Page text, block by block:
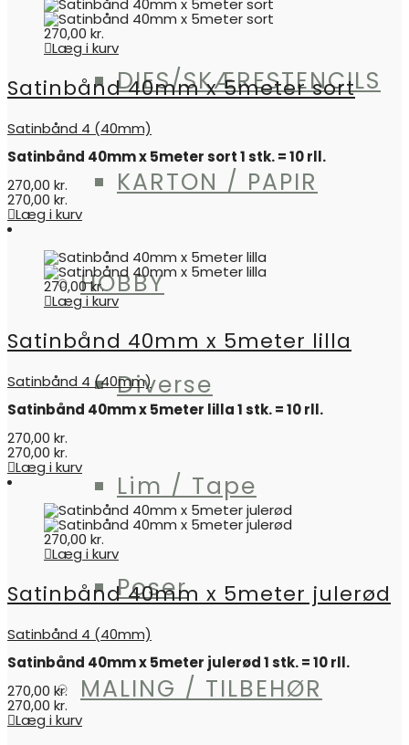
DIES/SKÆRESTENCILS
KARTON / PAPIR
HOBBY
Diverse
Lim / Tape
Poser
MALING / TILBEHØR
270,00 kr.
Læg i kurv
Satinbånd 40mm x 5meter sort
Satinbånd 4 (40mm)
Satinbånd 40mm x 5meter sort 1 stk. = 10 rll.
270,00 kr.
270,00 kr.
Læg i kurv
270,00kr.
Læg i kurv
Satinbånd 40mm x 5meter lilla
Satinbånd 4 (40mm)
Satinbånd 40mm x 5meter lilla 1 stk. = 10 rll.
270,00 kr.
270,00 kr.
Læg i kurv
270,00 kr.
Læg i kurv
Satinbånd 40mm x 5meter julerød
Satinbånd 4 (40mm)
Satinbånd 40mm x 5meter julerød 1 stk. = 10 rll.
270,00 kr.
270,00 kr.
Læg i kurv